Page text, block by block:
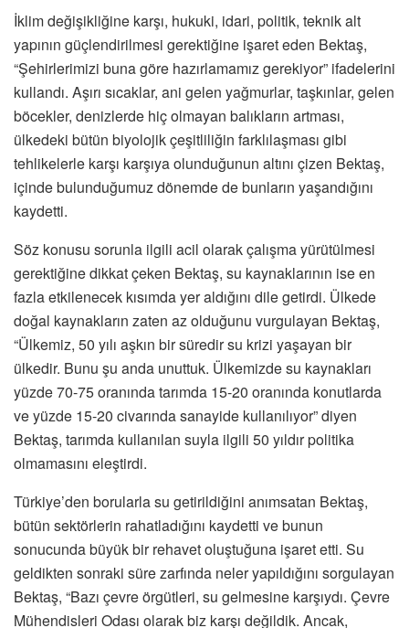
İklim değişikliğine karşı, hukuki, idari, politik, teknik alt
yapının güçlendirilmesi gerektiğine işaret eden Bektaş,
“Şehirlerimizi buna göre hazırlamamız gerekiyor” ifadelerini
kullandı. Aşırı sıcaklar, ani gelen yağmurlar, taşkınlar, gelen
böcekler, denizlerde hiç olmayan balıkların artması,
ülkedeki bütün biyolojik çeşitliliğin farklılaşması gibi
tehlikelerle karşı karşıya olunduğunun altını çizen Bektaş,
içinde bulunduğumuz dönemde de bunların yaşandığını
kaydetti.
Söz konusu sorunla ilgili acil olarak çalışma yürütülmesi
gerektiğine dikkat çeken Bektaş, su kaynaklarının ise en
fazla etkilenecek kısımda yer aldığını dile getirdi. Ülkede
doğal kaynakların zaten az olduğunu vurgulayan Bektaş,
“Ülkemiz, 50 yılı aşkın bir süredir su krizi yaşayan bir
ülkedir. Bunu şu anda unuttuk. Ülkemizde su kaynakları
yüzde 70-75 oranında tarımda 15-20 oranında konutlarda
ve yüzde 15-20 civarında sanayide kullanılıyor” diyen
Bektaş, tarımda kullanılan suyla ilgili 50 yıldır politika
olmamasını eleştirdi.
Türkiye’den borularla su getirildiğini anımsatan Bektaş,
bütün sektörlerin rahatladığını kaydetti ve bunun
sonucunda büyük bir rehavet oluştuğuna işaret etti. Su
geldikten sonraki süre zarfında neler yapıldığını sorgulayan
Bektaş, “Bazı çevre örgütleri, su gelmesine karşıydı. Çevre
Mühendisleri Odası olarak biz karşı değildik. Ancak,